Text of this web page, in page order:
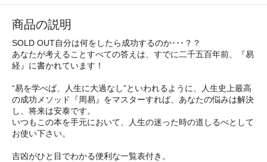
商品の説明
SOLD OUT自分は何をしたら成功するのか･･･？？
あなたが考えることすべての答えは、すでに二千五百年前、『易
経』に書かれています！
“易を学べば、人生に大過なし”といわれるように、人生史上最高
の成功メソッド『周易』をマスターすれば、あなたの悩みは解決
し、将来は安泰です。
いつもこの本を手元において、人生の迷った時の道しるべとして
お使い下さい。
吉凶がひと目でわかる便利な一覧表付き。